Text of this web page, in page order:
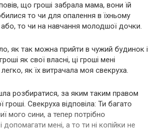
що гроші забрала мама, вони їй
то чи для опалення в їхньому
то чи на навчання молодшої дочки.
як так можна прийти в чужий будинок і
як свої власні, ці гроші мені
як їх витрачала моя свекруха.
розбиратися, за яким таким правом
гроші. Свекруха відповіла: Ти багато
мого сини, а тепер потрібно
допомагати мені, а то ти ні копійки не